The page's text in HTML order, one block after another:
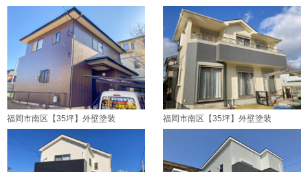
福岡市南区【35坪】外壁塗装 福岡市南区【35坪】外壁塗装